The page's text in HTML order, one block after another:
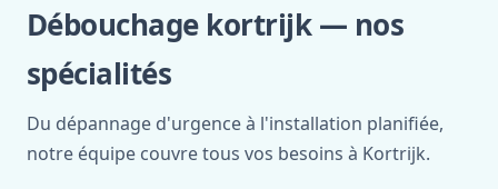
Débouchage kortrijk — nos
spécialités
Du dépannage d'urgence à l'installation planifiée,
notre équipe couvre tous vos besoins à Kortrijk.